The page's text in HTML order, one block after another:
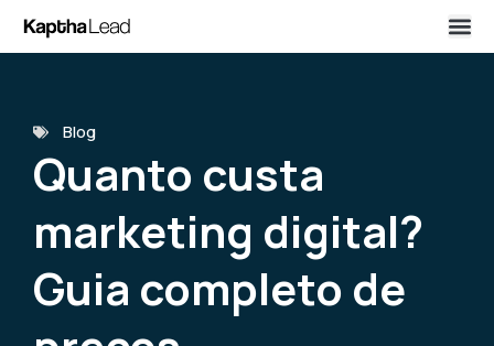
Blog
Quanto custa
marketing digital?
Guia completo de